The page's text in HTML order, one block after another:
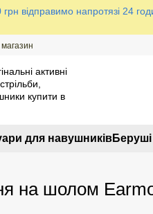
напротязі 24
магазин
для навушниківБеруші
на шолом